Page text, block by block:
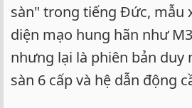
sàn" trong tiếng Đức, mẫu
diện mạo hung hãn như
nhưng lại là phiên bản duy
sàn 6 cấp và hệ dẫn động